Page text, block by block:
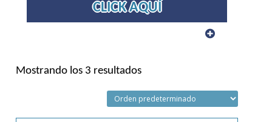
CLICK AQUÍ
Mostrando los 3 resultados